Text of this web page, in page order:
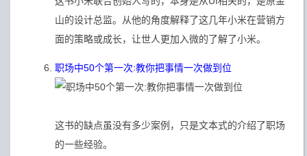
山的设计总监。从他的角度解释了这几年小米在营销方
面的策略或成长，让世人更加入微的了解了小米。
职场中50个第一次:教你把事情一次做到位
这书的缺点虽没有多少案例，只是文本式的介绍了职场
的一些经验。